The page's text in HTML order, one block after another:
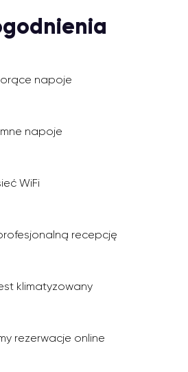
napoje
napoje
WiFi
recepcję
klimatyzowany
rezerwacje online